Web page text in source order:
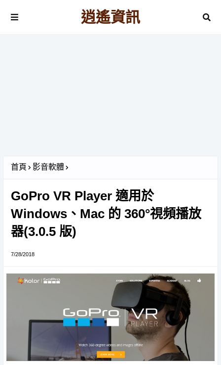
逍遙資訊
首頁 影音軟體
GoPro VR Player 適用於
Windows、Mac 的 360°視頻播放
器(3.0.5 版)
7/28/2018